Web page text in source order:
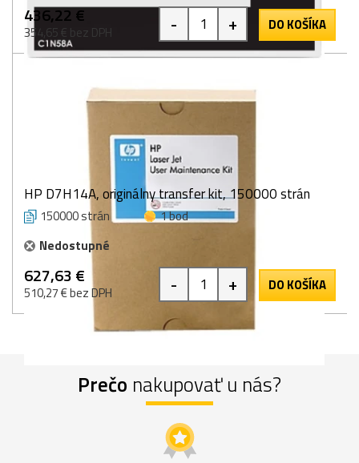
436,22 €
354,65 € bez DPH - + DO KOŠÍKA
HP D7H14A, originálny transfer kit, 150000 strán
150000 strán
1 bod
Nedostupné
627,63 €
510,27 € bez DPH - + DO KOŠÍKA
Prečo nakupovať u nás?